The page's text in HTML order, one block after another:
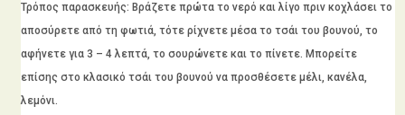
Τρόπος παρασκευής: Βράζετε πρώτα το νερό και λίγο πριν κοχλάσει το
αποσύρετε από τη φωτιά, τότε ρίχνετε μέσα το τσάι του βουνού, το
αφήνετε για 3 – 4 λεπτά, το σουρώνετε και το πίνετε. Μπορείτε
επίσης στο κλασικό τσάι του βουνού να προσθέσετε μέλι, κανέλα,
λεμόνι.